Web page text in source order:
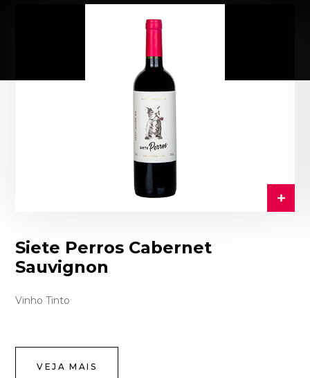
Siete Perros Cabernet
Sauvignon
Vinho Tinto
VEJA MAIS